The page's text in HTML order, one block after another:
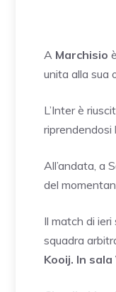
A Marchisio
unita alla sua
L’Inter è
riprendendosi
All’andata, a
del
Il match di
squadra
Kooij. In